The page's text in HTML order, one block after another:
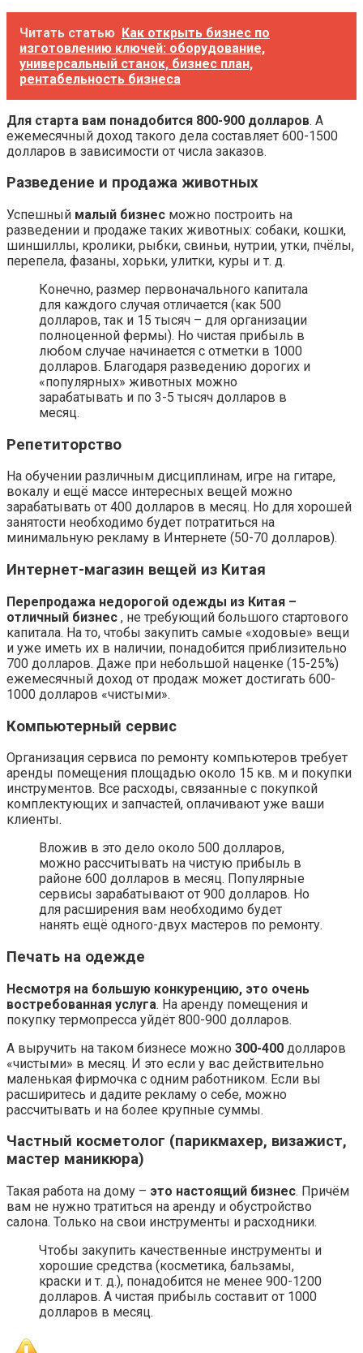
Читать статью Как открыть бизнес по
изготовлению ключей: оборудование,
универсальный станок, бизнес план,
рентабельность бизнеса
Для старта вам понадобится 800-900 долларов. А
ежемесячный доход такого дела составляет 600-1500
долларов в зависимости от числа заказов.
Разведение и продажа животных
Успешный малый бизнес можно построить на
разведении и продаже таких животных: собаки, кошки,
шиншиллы, кролики, рыбки, свиньи, нутрии, утки, пчёлы,
перепела, фазаны, хорьки, улитки, куры и т. д.
Конечно, размер первоначального капитала
для каждого случая отличается (как 500
долларов, так и 15 тысяч – для организации
полноценной фермы). Но чистая прибыль в
любом случае начинается с отметки в 1000
долларов. Благодаря разведению дорогих и
«популярных» животных можно
зарабатывать и по 3-5 тысяч долларов в
месяц.
Репетиторство
На обучении различным дисциплинам, игре на гитаре,
вокалу и ещё массе интересных вещей можно
зарабатывать от 400 долларов в месяц. Но для хорошей
занятости необходимо будет потратиться на
минимальную рекламу в Интернете (50-70 долларов).
Интернет-магазин вещей из Китая
Перепродажа недорогой одежды из Китая –
отличный бизнес , не требующий большого стартового
капитала. На то, чтобы закупить самые «ходовые» вещи
и уже иметь их в наличии, понадобится приблизительно
700 долларов. Даже при небольшой наценке (15-25%)
ежемесячный доход от продаж может достигать 600-
1000 долларов «чистыми».
Компьютерный сервис
Организация сервиса по ремонту компьютеров требует
аренды помещения площадью около 15 кв. м и покупки
инструментов. Все расходы, связанные с покупкой
комплектующих и запчастей, оплачивают уже ваши
клиенты.
Вложив в это дело около 500 долларов,
можно рассчитывать на чистую прибыль в
районе 600 долларов в месяц. Популярные
сервисы зарабатывают от 900 долларов. Но
для расширения вам необходимо будет
нанять ещё одного-двух мастеров по ремонту.
Печать на одежде
Несмотря на большую конкуренцию, это очень
востребованная услуга. На аренду помещения и
покупку термопресса уйдёт 800-900 долларов.
А выручить на таком бизнесе можно 300-400 долларов
«чистыми» в месяц. И это если у вас действительно
маленькая фирмочка с одним работником. Если вы
расширитесь и дадите рекламу о себе, можно
рассчитывать и на более крупные суммы.
Частный косметолог (парикмахер, визажист,
мастер маникюра)
Такая работа на дому – это настоящий бизнес. Причём
вам не нужно тратиться на аренду и обустройство
салона. Только на свои инструменты и расходники.
Чтобы закупить качественные инструменты и
хорошие средства (косметика, бальзамы,
краски и т. д.), понадобится не менее 900-1200
долларов. А чистая прибыль составит от 1000
долларов в месяц.